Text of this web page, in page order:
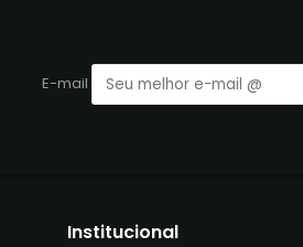
E-mail
Institucional